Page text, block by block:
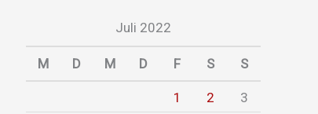
Juli 2022
M D M D F S S
1 2
3